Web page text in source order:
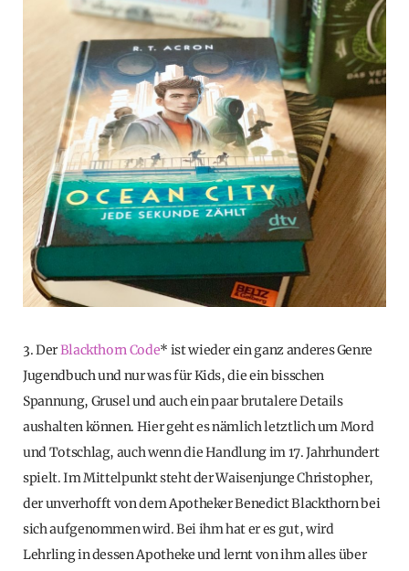
3. DerBlackthorn Code* ist wieder ein ganz anderes Genre
Jugendbuch und nur was für Kids, die ein bisschen
Spannung, Grusel und auch ein paar brutalere Details
aushalten können. Hier geht es nämlich letztlich um Mord
und Totschlag, auch wenn die Handlung im 17. Jahrhundert
spielt. Im Mittelpunkt steht der Waisenjunge Christopher,
der unverhofft von dem Apotheker Benedict Blackthorn bei
sich aufgenommen wird. Bei ihm hat er es gut, wird
Lehrling in dessen Apotheke und lernt von ihm alles über